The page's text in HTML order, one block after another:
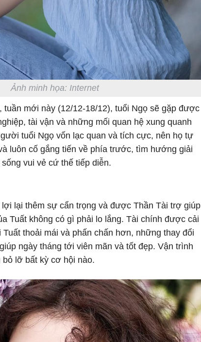
Ảnh minh họa: Internet
tuần mới này (12/12-18/12), tuổi Ngọ sẽ gặp được
tài vận và những mối quan hệ xung quanh
tuổi Ngọ vốn lạc quan và tích cực, nên họ tự
luôn cố gắng tiến về phía trước, tìm hướng giải
vui vẻ cứ thế tiếp diễn.
lại thêm sự cẩn trọng và được Thần Tài trợ giúp
Tuất không có gì phải lo lắng. Tài chính được cải
thoải mái và phấn chấn hơn, những thay đổi
ngày tháng tới viên mãn và tốt đẹp. Vận trình
lỡ bất kỳ cơ hội nào.